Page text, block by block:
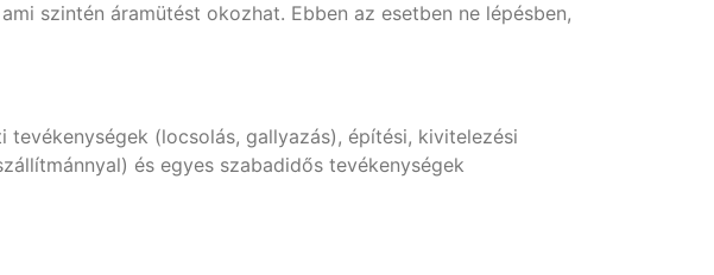
szintén áramütést okozhat. Ebben az esetben ne lépésben,
(locsolás, gallyazás), építési, kivitelezési
és egyes szabadidős tevékenységek